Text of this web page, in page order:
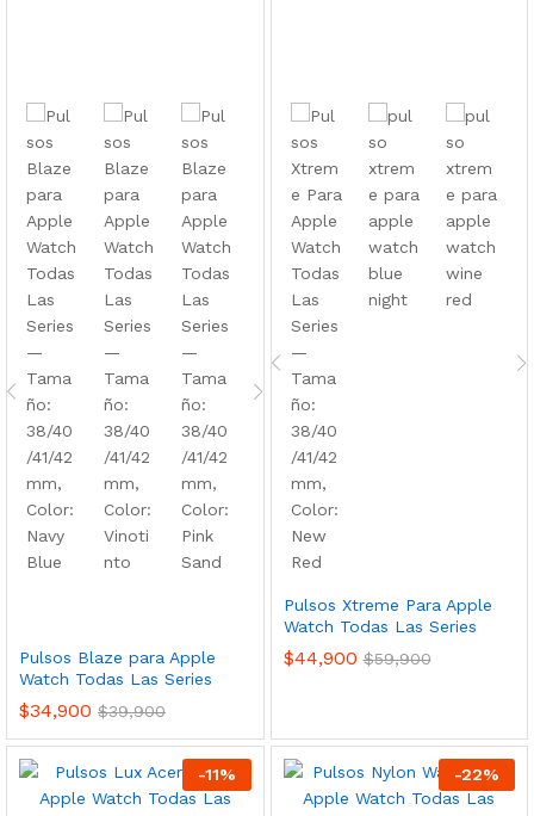
Pulsos Blaze para Apple
Watch Todas Las Series
$34,900 $39,900
Pulsos Xtreme Para Apple
Watch Todas Las Series
$44,900 $59,900
-11% -22%